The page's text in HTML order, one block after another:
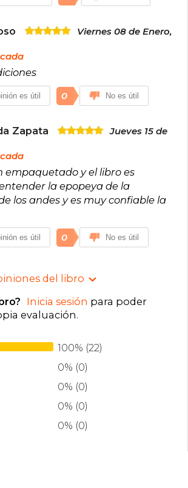
Viernes 08 de Enero,
es útil 0 No es útil
Zapata
Jueves 15 de
empaquetado y el libro es
la epopeya de la
los andes y es muy confiable la
es útil 0 No es útil
del libro
Inicia sesión para poder
evaluación.
100% (22)
0% (0)
0% (0)
0% (0)
0% (0)